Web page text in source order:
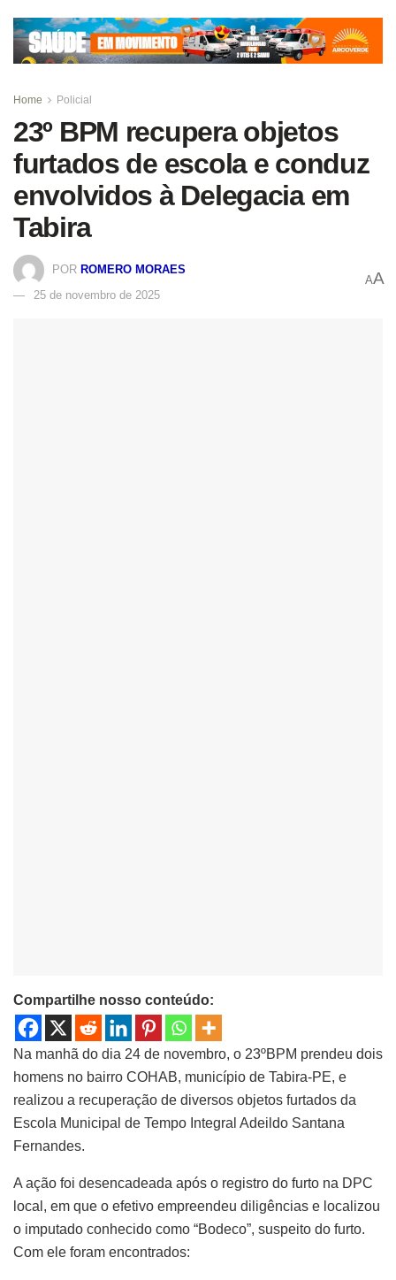
Home Policial
23º BPM recupera objetos
furtados de escola e conduz
envolvidos à Delegacia em
Tabira
POR ROMERO MORAES
25 de novembro de 2025
AA
Compartilhe nosso conteúdo:
Na manhã do dia 24 de novembro, o 23ºBPM prendeu dois
homens no bairro COHAB, município de Tabira-PE, e
realizou a recuperação de diversos objetos furtados da
Escola Municipal de Tempo Integral Adeildo Santana
Fernandes.
A ação foi desencadeada após o registro do furto na DPC
local, em que o efetivo empreendeu diligências e localizou
o imputado conhecido como “Bodeco”, suspeito do furto.
Com ele foram encontrados: